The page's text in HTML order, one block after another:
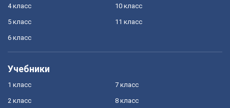
4 класс
5 класс
6 класс
10 класс
11 класс
Учебники
1 класс
2 класс
7 класс
8 класс